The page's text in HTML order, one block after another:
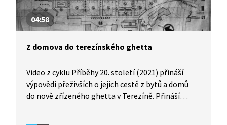
04:58
Z domova do terezínského ghetta
Video z cyklu Příběhy 20. století (2021) přináší
výpovědi přeživších o jejich cestě z bytů a domů
do nově zřízeného ghetta v Terezíně. Přináší